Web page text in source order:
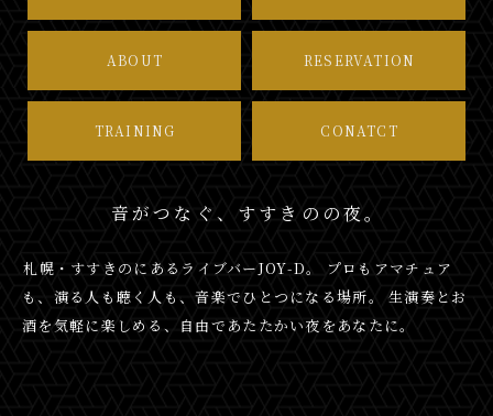
ABOUT RESERVATION
TRAINING CONATCT
音がつなぐ、すすきのの夜。
札幌・すすきのにあるライブバーJOY-D。 プロもアマチュア
も、演る人も聴く人も、音楽でひとつになる場所。 生演奏とお
酒を気軽に楽しめる、自由であたたかい夜をあなたに。